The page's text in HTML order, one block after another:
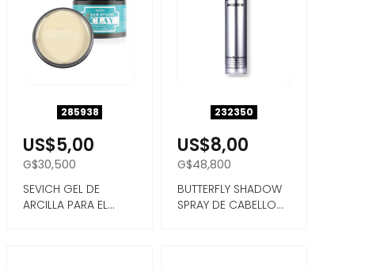
285938
US$5,00
G$30,500
SEVICH GEL DE
ARCILLA PARA EL
232350
US$8,00
G$48,800
BUTTERFLY SHADOW
SPRAY DE CABELLO